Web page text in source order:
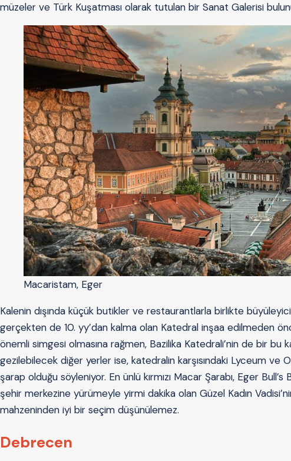
müzeler ve Türk Kuşatması olarak tutulan bir Sanat Galerisi
Macaristam, Eger
Kalenin dışında küçük butikler ve restaurantlarla birlikte
gerçekten de 10. yy’dan kalma olan Katedral inşaa edilmeden
önemli simgesi olmasına rağmen, Bazilika Katedrali’nin de bir
gezilebilecek diğer yerler ise, katedralin karşısındaki Lyceum ve
şarap olduğu söyleniyor. En ünlü kırmızı Macar Şarabı, Eger
şehir merkezine yürümeyle yirmi dakika olan Güzel Kadın
mahzeninden iyi bir seçim düşünülemez.
Debrecen